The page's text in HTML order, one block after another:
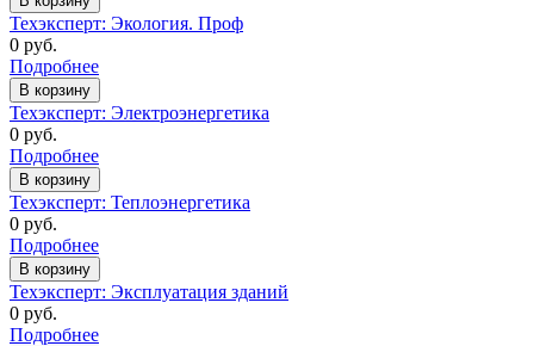
Техэксперт: Экология. Проф
0 руб.
Подробнее
В корзину
Техэксперт: Электроэнергетика
0 руб.
Подробнее
В корзину
Техэксперт: Теплоэнергетика
0 руб.
Подробнее
В корзину
Техэксперт: Эксплуатация зданий
0 руб.
Подробнее